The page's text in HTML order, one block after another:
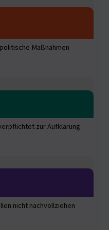
Maßnahmen
zur Aufklärung
nicht nachvollziehen